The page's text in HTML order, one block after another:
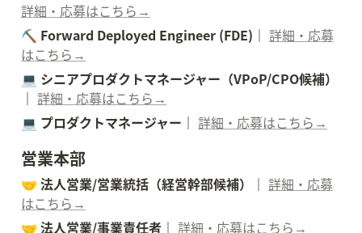
詳細・応募はこちら→
⛏️ Forward Deployed Engineer (FDE)｜ 詳細・応募
はこちら→
💻️ シニアプロダクトマネージャー（VPoP/CPO候補）
｜ 詳細・応募はこちら→
💻️ プロダクトマネージャー｜ 詳細・応募はこちら→
営業本部
🤝 法人営業/営業統括（経営幹部候補）｜ 詳細・応募
はこちら→
🤝 法人営業/事業責任者｜ 詳細・応募はこちら→